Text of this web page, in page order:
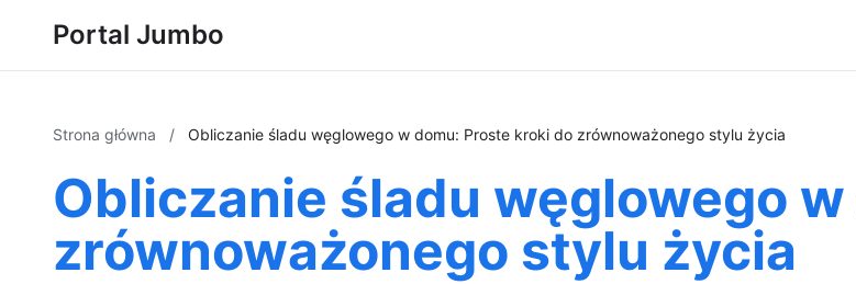
Portal Jumbo
Strona główna / Obliczanie śladu węglowego w domu: Proste kroki do zrównoważonego stylu życia
Obliczanie śladu węglowego
zrównoważonego stylu życia